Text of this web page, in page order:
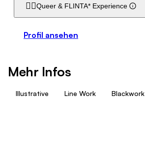
🏳️‍🌈Queer & FLINTA* Experience
Profil ansehen
Mehr Infos
Illustrative Line Work Blackwork